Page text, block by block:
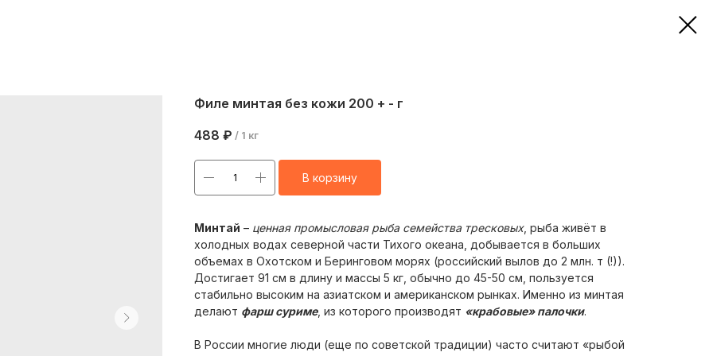
Филе минтая без кожи 200 + - г
488 ₽ / 1 кг
В корзину
Минтай – ценная промысловая рыба семейства тресковых, рыба живёт в
холодных водах северной части Тихого океана, добывается в больших
объемах в Охотском и Беринговом морях (российский вылов до 2 млн. т (!)).
Достигает 91 см в длину и массы 5 кг, обычно до 45-50 см, пользуется
стабильно высоким на азиатском и американском рынках. Именно из минтая
делают фарш суриме, из которого производят «крабовые» палочки.
В России многие люди (еще по советской традиции) часто считают «рыбой